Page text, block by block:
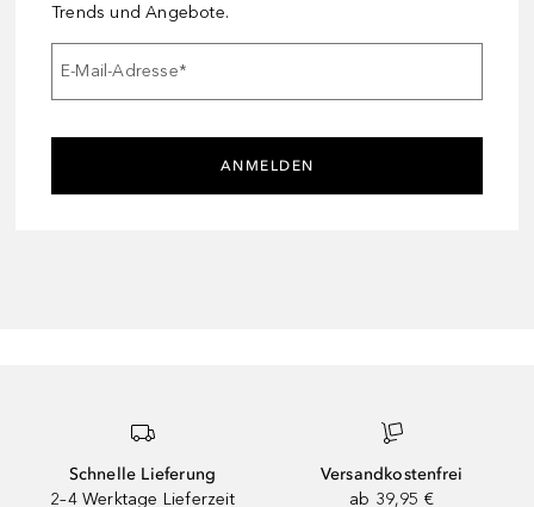
Trends und Angebote.
E-Mail-Adresse*
ANMELDEN
Schnelle Lieferung
2–4 Werktage Lieferzeit
Versandkostenfrei
ab 39,95 €